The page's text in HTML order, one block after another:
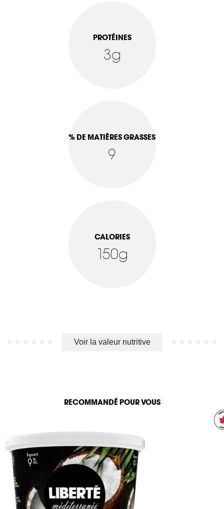
PROTÉINES
3g
% DE MATIÈRES GRASSES
9
CALORIES
150g
Voir la valeur nutritive
RECOMMANDÉ POUR VOUS